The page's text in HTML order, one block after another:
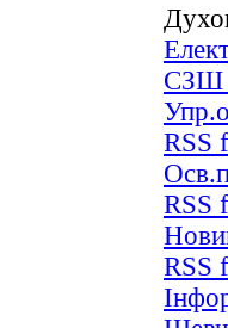
СЗШ
RSS
RSS
RSS